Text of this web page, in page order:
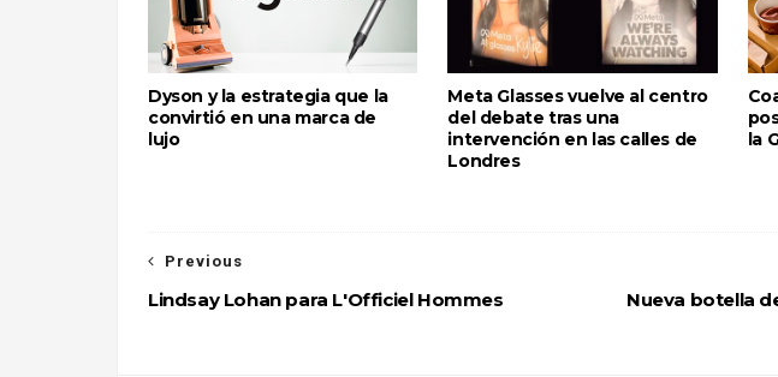
Dyson y la estrategia que la
convirtió en una marca de
lujo
Meta Glasses vuelve al centro
del debate tras una
intervención en las calles de
Londres
la
Nueva botella
Previous
Lindsay Lohan para L'Officiel Hommes